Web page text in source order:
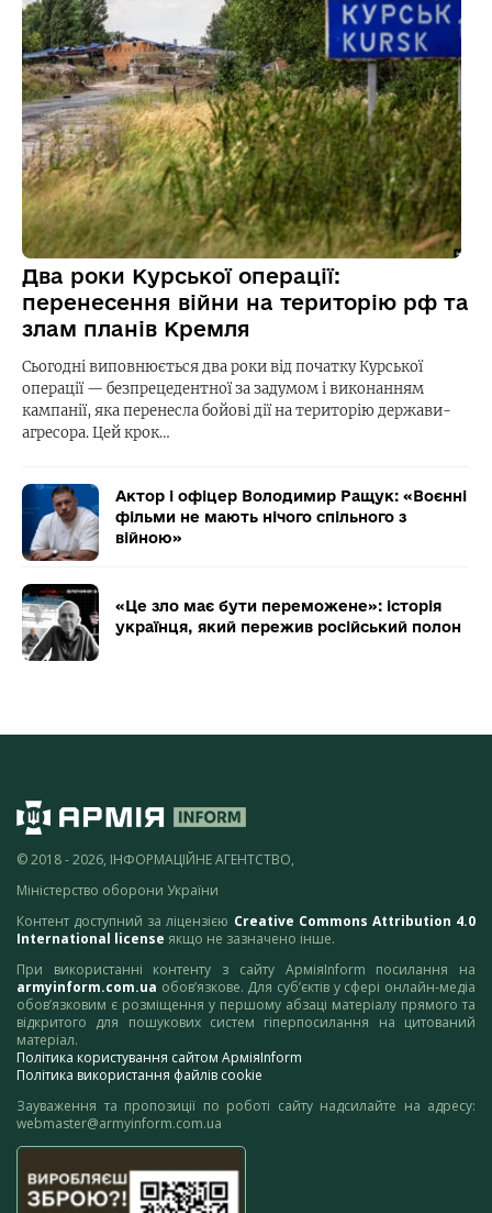
Два роки Курської операції:
перенесення війни на територію рф та
злам планів Кремля
Сьогодні виповнюється два роки від початку Курської
операції — безпрецедентної за задумом і виконанням
кампанії, яка перенесла бойові дії на територію держави-
агресора. Цей крок…
Актор і офіцер Володимир Ращук: «Воєнні
фільми не мають нічого спільного з
війною»
«Це зло має бути переможене»: історія
українця, який пережив російський полон
© 2018 - 2026, ІНФОРМАЦІЙНЕ АГЕНТСТВО,
Міністерство оборони України
Контент доступний за ліцензією Creative Commons Attribution 4.0
International license якщо не зазначено інше.
При використанні контенту з сайту АрміяInform посилання на
armyinform.com.ua обов’язкове. Для суб’єктів у сфері онлайн-медіа
обов’язковим є розміщення у першому абзаці матеріалу прямого та
відкритого для пошукових систем гіперпосилання на цитований
матеріал.
Політика користування сайтом АрміяInform
Політика використання файлів cookie
Зауваження та пропозиції по роботі сайту надсилайте на адресу:
webmaster@armyinform.com.ua